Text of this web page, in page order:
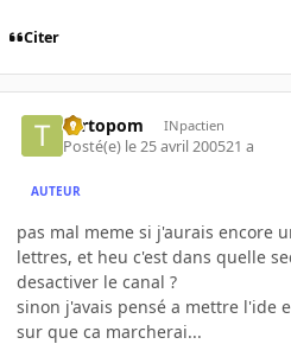
Citer
Tartopom INpactien
Posté(e) le 25 avril 200521 a
AUTEUR
pas mal meme si j'aurais encore
lettres, et heu c'est dans quelle
desactiver le canal ?
sinon j'avais pensé a mettre l'ide
sur que ca marcherai...